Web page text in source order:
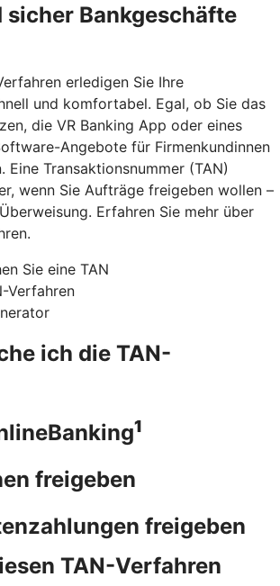
sicher Bankgeschäfte
erledigen Sie Ihre
und komfortabel. Egal, ob Sie das
die VR Banking App oder eines
Angebote für Firmenkundinnen
Eine Transaktionsnummer (TAN)
wenn Sie Aufträge freigeben wollen –
Erfahren Sie mehr über
Sie eine TAN
Verfahren
ich die TAN-
1
freigeben
freigeben
TAN-Verfahren